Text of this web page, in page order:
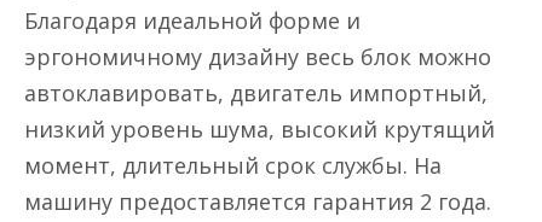
Благодаря идеальной форме и
эргономичному дизайну весь блок можно
автоклавировать, двигатель импортный,
низкий уровень шума, высокий крутящий
момент, длительный срок службы. На
машину предоставляется гарантия 2 года.